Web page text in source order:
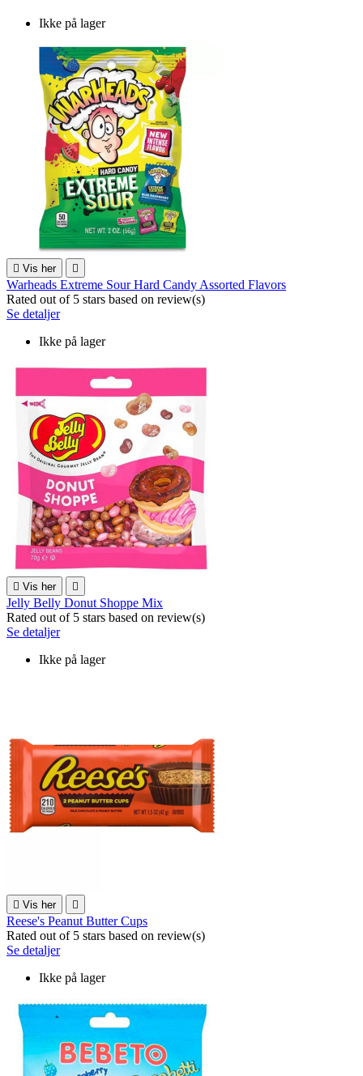
Ikke på lager
 Vis her 
Warheads Extreme Sour Hard Candy Assorted Flavors
Rated out of 5 stars based on review(s)
Se detaljer
Ikke på lager
 Vis her 
Jelly Belly Donut Shoppe Mix
Rated out of 5 stars based on review(s)
Se detaljer
Ikke på lager
 Vis her 
Reese's Peanut Butter Cups
Rated out of 5 stars based on review(s)
Se detaljer
Ikke på lager